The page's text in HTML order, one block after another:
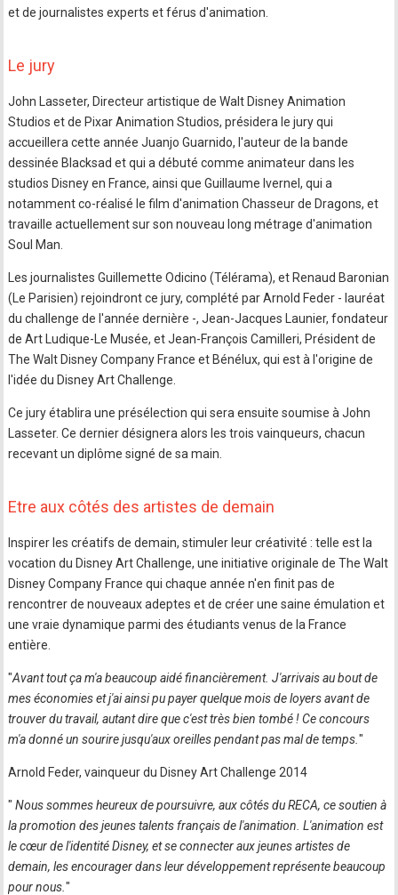
et de journalistes experts et férus d'animation.
Le jury
John Lasseter, Directeur artistique de Walt Disney Animation
Studios et de Pixar Animation Studios, présidera le jury qui
accueillera cette année Juanjo Guarnido, l'auteur de la bande
dessinée Blacksad et qui a débuté comme animateur dans les
studios Disney en France, ainsi que Guillaume Ivernel, qui a
notamment co-réalisé le film d'animation Chasseur de Dragons, et
travaille actuellement sur son nouveau long métrage d'animation
Soul Man.
Les journalistes Guillemette Odicino (Télérama), et Renaud Baronian
(Le Parisien) rejoindront ce jury, complété par Arnold Feder - lauréat
du challenge de l'année dernière -, Jean-Jacques Launier, fondateur
de Art Ludique-Le Musée, et Jean-François Camilleri, Président de
The Walt Disney Company France et Bénélux, qui est à l'origine de
l'idée du Disney Art Challenge.
Ce jury établira une présélection qui sera ensuite soumise à John
Lasseter. Ce dernier désignera alors les trois vainqueurs, chacun
recevant un diplôme signé de sa main.
Etre aux côtés des artistes de demain
Inspirer les créatifs de demain, stimuler leur créativité : telle est la
vocation du Disney Art Challenge, une initiative originale de The Walt
Disney Company France qui chaque année n'en finit pas de
rencontrer de nouveaux adeptes et de créer une saine émulation et
une vraie dynamique parmi des étudiants venus de la France
entière.
"Avant tout ça m'a beaucoup aidé financièrement. J'arrivais au bout de
mes économies et j'ai ainsi pu payer quelque mois de loyers avant de
trouver du travail, autant dire que c'est très bien tombé ! Ce concours
m'a donné un sourire jusqu'aux oreilles pendant pas mal de temps."
Arnold Feder, vainqueur du Disney Art Challenge 2014
" Nous sommes heureux de poursuivre, aux côtés du RECA, ce soutien à
la promotion des jeunes talents français de l'animation. L'animation est
le cœur de l'identité Disney, et se connecter aux jeunes artistes de
demain, les encourager dans leur développement représente beaucoup
pour nous."